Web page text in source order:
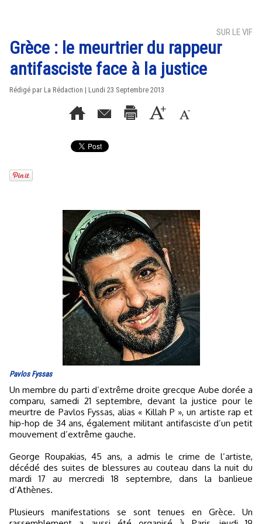
SUR LE VIF
Grèce : le meurtrier du rappeur
antifasciste face à la justice
Rédigé par La Rédaction | Lundi 23 Septembre 2013
Pavlos Fyssas
Un membre du parti d’extrême droite grecque Aube dorée a
comparu, samedi 21 septembre, devant la justice pour le
meurtre de Pavlos Fyssas, alias « Killah P », un artiste rap et
hip-hop de 34 ans, également militant antifasciste d’un petit
mouvement d’extrême gauche.
George Roupakias, 45 ans, a admis le crime de l’artiste,
décédé des suites de blessures au couteau dans la nuit du
mardi 17 au mercredi 18 septembre, dans la banlieue
d’Athènes.
Plusieurs manifestations se sont tenues en Grèce. Un